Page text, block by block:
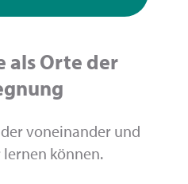
als Orte der
voneinander und
können.